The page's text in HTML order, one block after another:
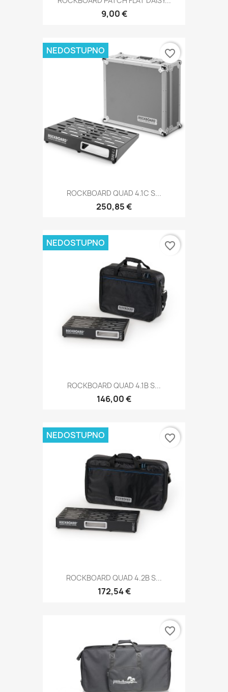
9,00 €
ROCKBOARD QUAD 4.1C S...
250,85 €
NEDOSTUPNO favorite_border
ROCKBOARD QUAD 4.1B S...
146,00 €
NEDOSTUPNO favorite_border
ROCKBOARD QUAD 4.2B S...
172,54 €
NEDOSTUPNO favorite_border
favorite_border